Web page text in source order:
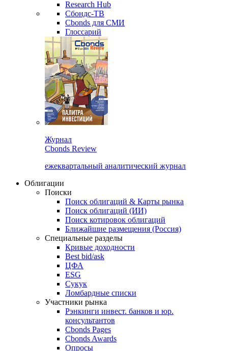
Новости & Research Hub
Новости рынка
Research Hub
Сбондс-ТВ
Cbonds для СМИ
Глоссарий
Cbonds Review
ежеквартальный аналитический журнал
Облигации
Поиски
Поиск облигаций & Карты рынка
Поиск облигаций (ИИ)
Поиск котировок облигаций
Ближайшие размещения (Россия)
Специальные разделы
Кривые доходности
Best bid/ask
ЦФА
ESG
Сукук
Ломбардные списки
Участники рынка
Рэнкинги инвест. банков и юр.